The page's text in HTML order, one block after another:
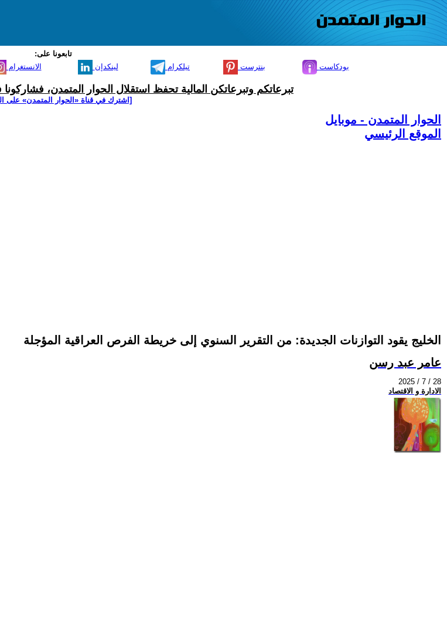
تابعونا على:
الانستغرام لينكدإن تيلكرام بنترست بودكاست
تبرعاتكم وتبرعاتكن المالية تحفظ استقلال الحوار المتمدن،
[اشترك في قناة ‫«الحوار المتمدن» على
الحوار المتمدن - موبايل
الموقع الرئيسي
الخليج يقود التوازنات الجديدة: من التقرير السنوي إلى خريطة الفرص العراقية المؤجلة
عامر عبد رسن
2025 / 7 / 28
الادارة و الاقتصاد